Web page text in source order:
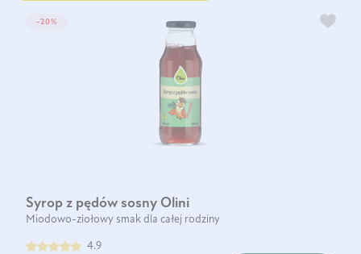
-20%
Syrop z pędów sosny Olini
Miodowo-ziołowy smak dla całej rodziny
4.9